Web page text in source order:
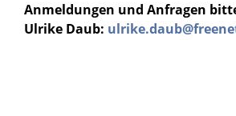
Anmeldungen und Anfragen
Ulrike Daub: